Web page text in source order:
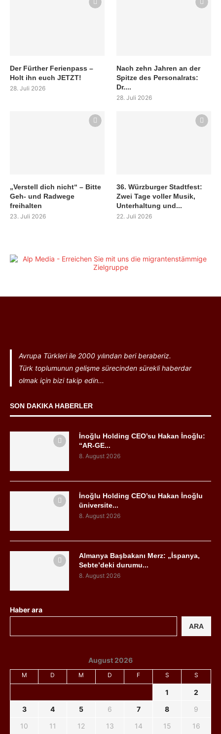
Der Fürther Ferienpass –
Holt ihn euch JETZT!
28. Juli 2026
Nach zehn Jahren an der
Spitze des Personalrats:
Dr....
28. Juli 2026
„Verstell dich nicht“ – Bitte
Geh- und Radwege
freihalten
23. Juli 2026
36. Würzburger Stadtfest:
Zwei Tage voller Musik,
Unterhaltung und...
22. Juli 2026
Avrupa Türkleri ile 2000 yılından beri beraberiz.
Türk toplumunun gelişme sürecinden sürekli haberdar
olmak için bizi takip edin...
SON DAKIKA HABERLER
İnoğlu Holding CEO’su Hakan İnoğlu:
“AR-GE...
8. August 2026
İnoğlu Holding CEO’su Hakan İnoğlu
üniversite...
8. August 2026
Almanya Başbakanı Merz: „İspanya,
Sebte’deki durumu...
8. August 2026
Haber ara
ARA
August 2026
M D M D F S S
1
2
3
4 5 6 7 8
9
10
11 12 13 14 15 16